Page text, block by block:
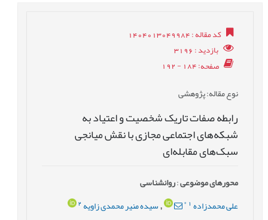
کد مقاله: 1404013049984
بازدید: 3196
صفحه: 184 - 192
نوع مقاله: پژوهشی
رابطه صفات تاریک شخصیت و اعتیاد به
شبکه‌های اجتماعی مجازی با نقش میانجی
سبک‌های مقابله‌ای
محورهای موضوعی:روانشناسی
علی محمدزاده1
*
,سیده منیر محمدی زاویه2